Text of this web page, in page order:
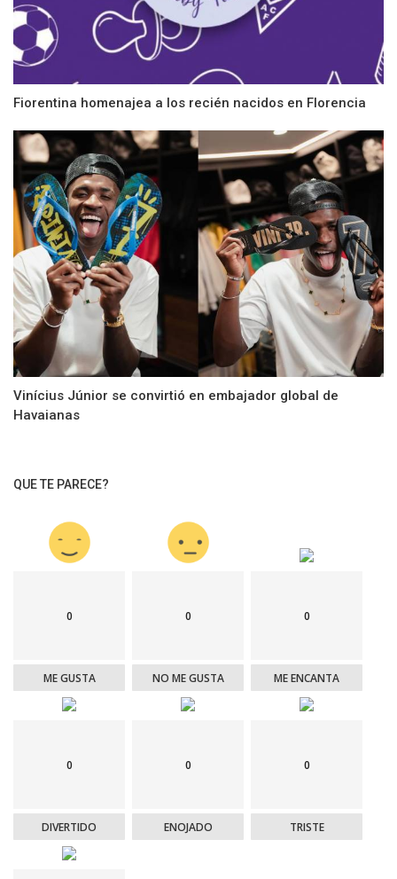
Fiorentina homenajea a los recién nacidos en Florencia
Vinícius Júnior se convirtió en embajador global de
Havaianas
QUE TE PARECE?
0
ME GUSTA
0
NO ME GUSTA
0
ME ENCANTA
0
DIVERTIDO
0
ENOJADO
0
TRISTE